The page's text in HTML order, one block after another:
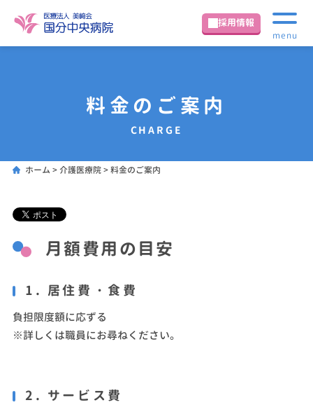
menu
採用情報
料金のご案内
CHARGE
ホーム >介護医療院>料金のご案内
月額費用の目安
1. 居住費・食費
負担限度額に応ずる
※詳しくは職員にお尋ねください。
2. サービス費